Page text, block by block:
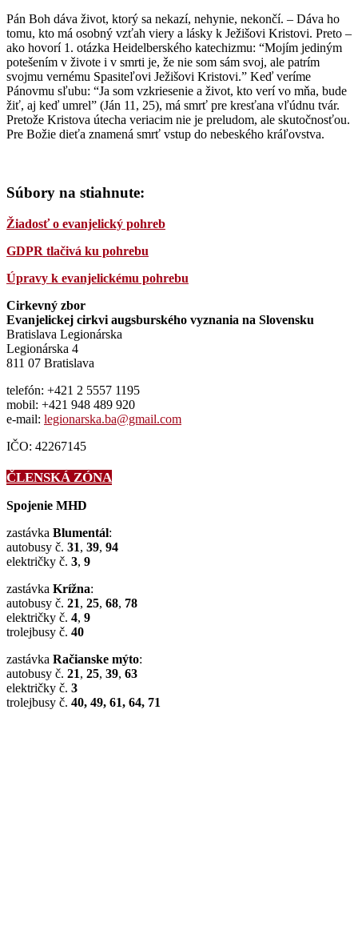
Pán Boh dáva život, ktorý sa nekazí, nehynie, nekončí. – Dáva ho
tomu, kto má osobný vzťah viery a lásky k Ježišovi Kristovi. Preto –
ako hovorí 1. otázka Heidelberského katechizmu: “Mojím jediným
potešením v živote i v smrti je, že nie som sám svoj, ale patrím
svojmu vernému Spasiteľovi Ježišovi Kristovi.” Keď veríme
Pánovmu sľubu: “Ja som vzkriesenie a život, kto verí vo mňa, bude
žiť, aj keď umrel” (Ján 11, 25), má smrť pre kresťana vľúdnu tvár.
Pretože Kristova útecha veriacim nie je preludom, ale skutočnosťou.
Pre Božie dieťa znamená smrť vstup do nebeského kráľovstva.
Súbory na stiahnute:
Žiadosť o evanjelický pohreb
GDPR tlačivá ku pohrebu
Úpravy k evanjelickému pohrebu
Cirkevný zbor
Evanjelickej cirkvi augsburského vyznania na Slovensku
Bratislava Legionárska
Legionárska 4
811 07 Bratislava
telefón: +421 2 5557 1195
mobil: +421 948 489 920
e-mail: legionarska.ba@gmail.com
IČO: 42267145
ČLENSKÁ ZÓNA
Spojenie MHD
zastávka Blumentál:
autobusy č. 31, 39, 94
električky č. 3, 9
zastávka Krížna:
autobusy č. 21, 25, 68, 78
električky č. 4, 9
trolejbusy č. 40
zastávka Račianske mýto:
autobusy č. 21, 25, 39, 63
električky č. 3
trolejbusy č. 40, 49, 61, 64, 71